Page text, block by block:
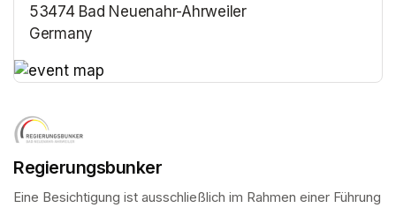
53474 Bad Neuenahr-Ahrweiler
Germany
Regierungsbunker
Eine Besichtigung ist ausschließlich im Rahmen einer Führung